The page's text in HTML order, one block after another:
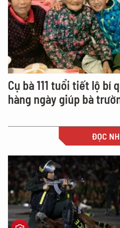
Cụ bà 111 tuổi tiết lộ bí
hàng ngày giúp bà
ĐỌC